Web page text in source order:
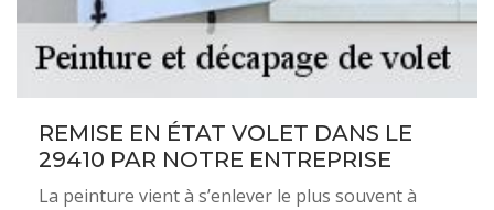
REMISE EN ÉTAT VOLET DANS LE
29410 PAR NOTRE ENTREPRISE
La peinture vient à s’enlever le plus souvent à